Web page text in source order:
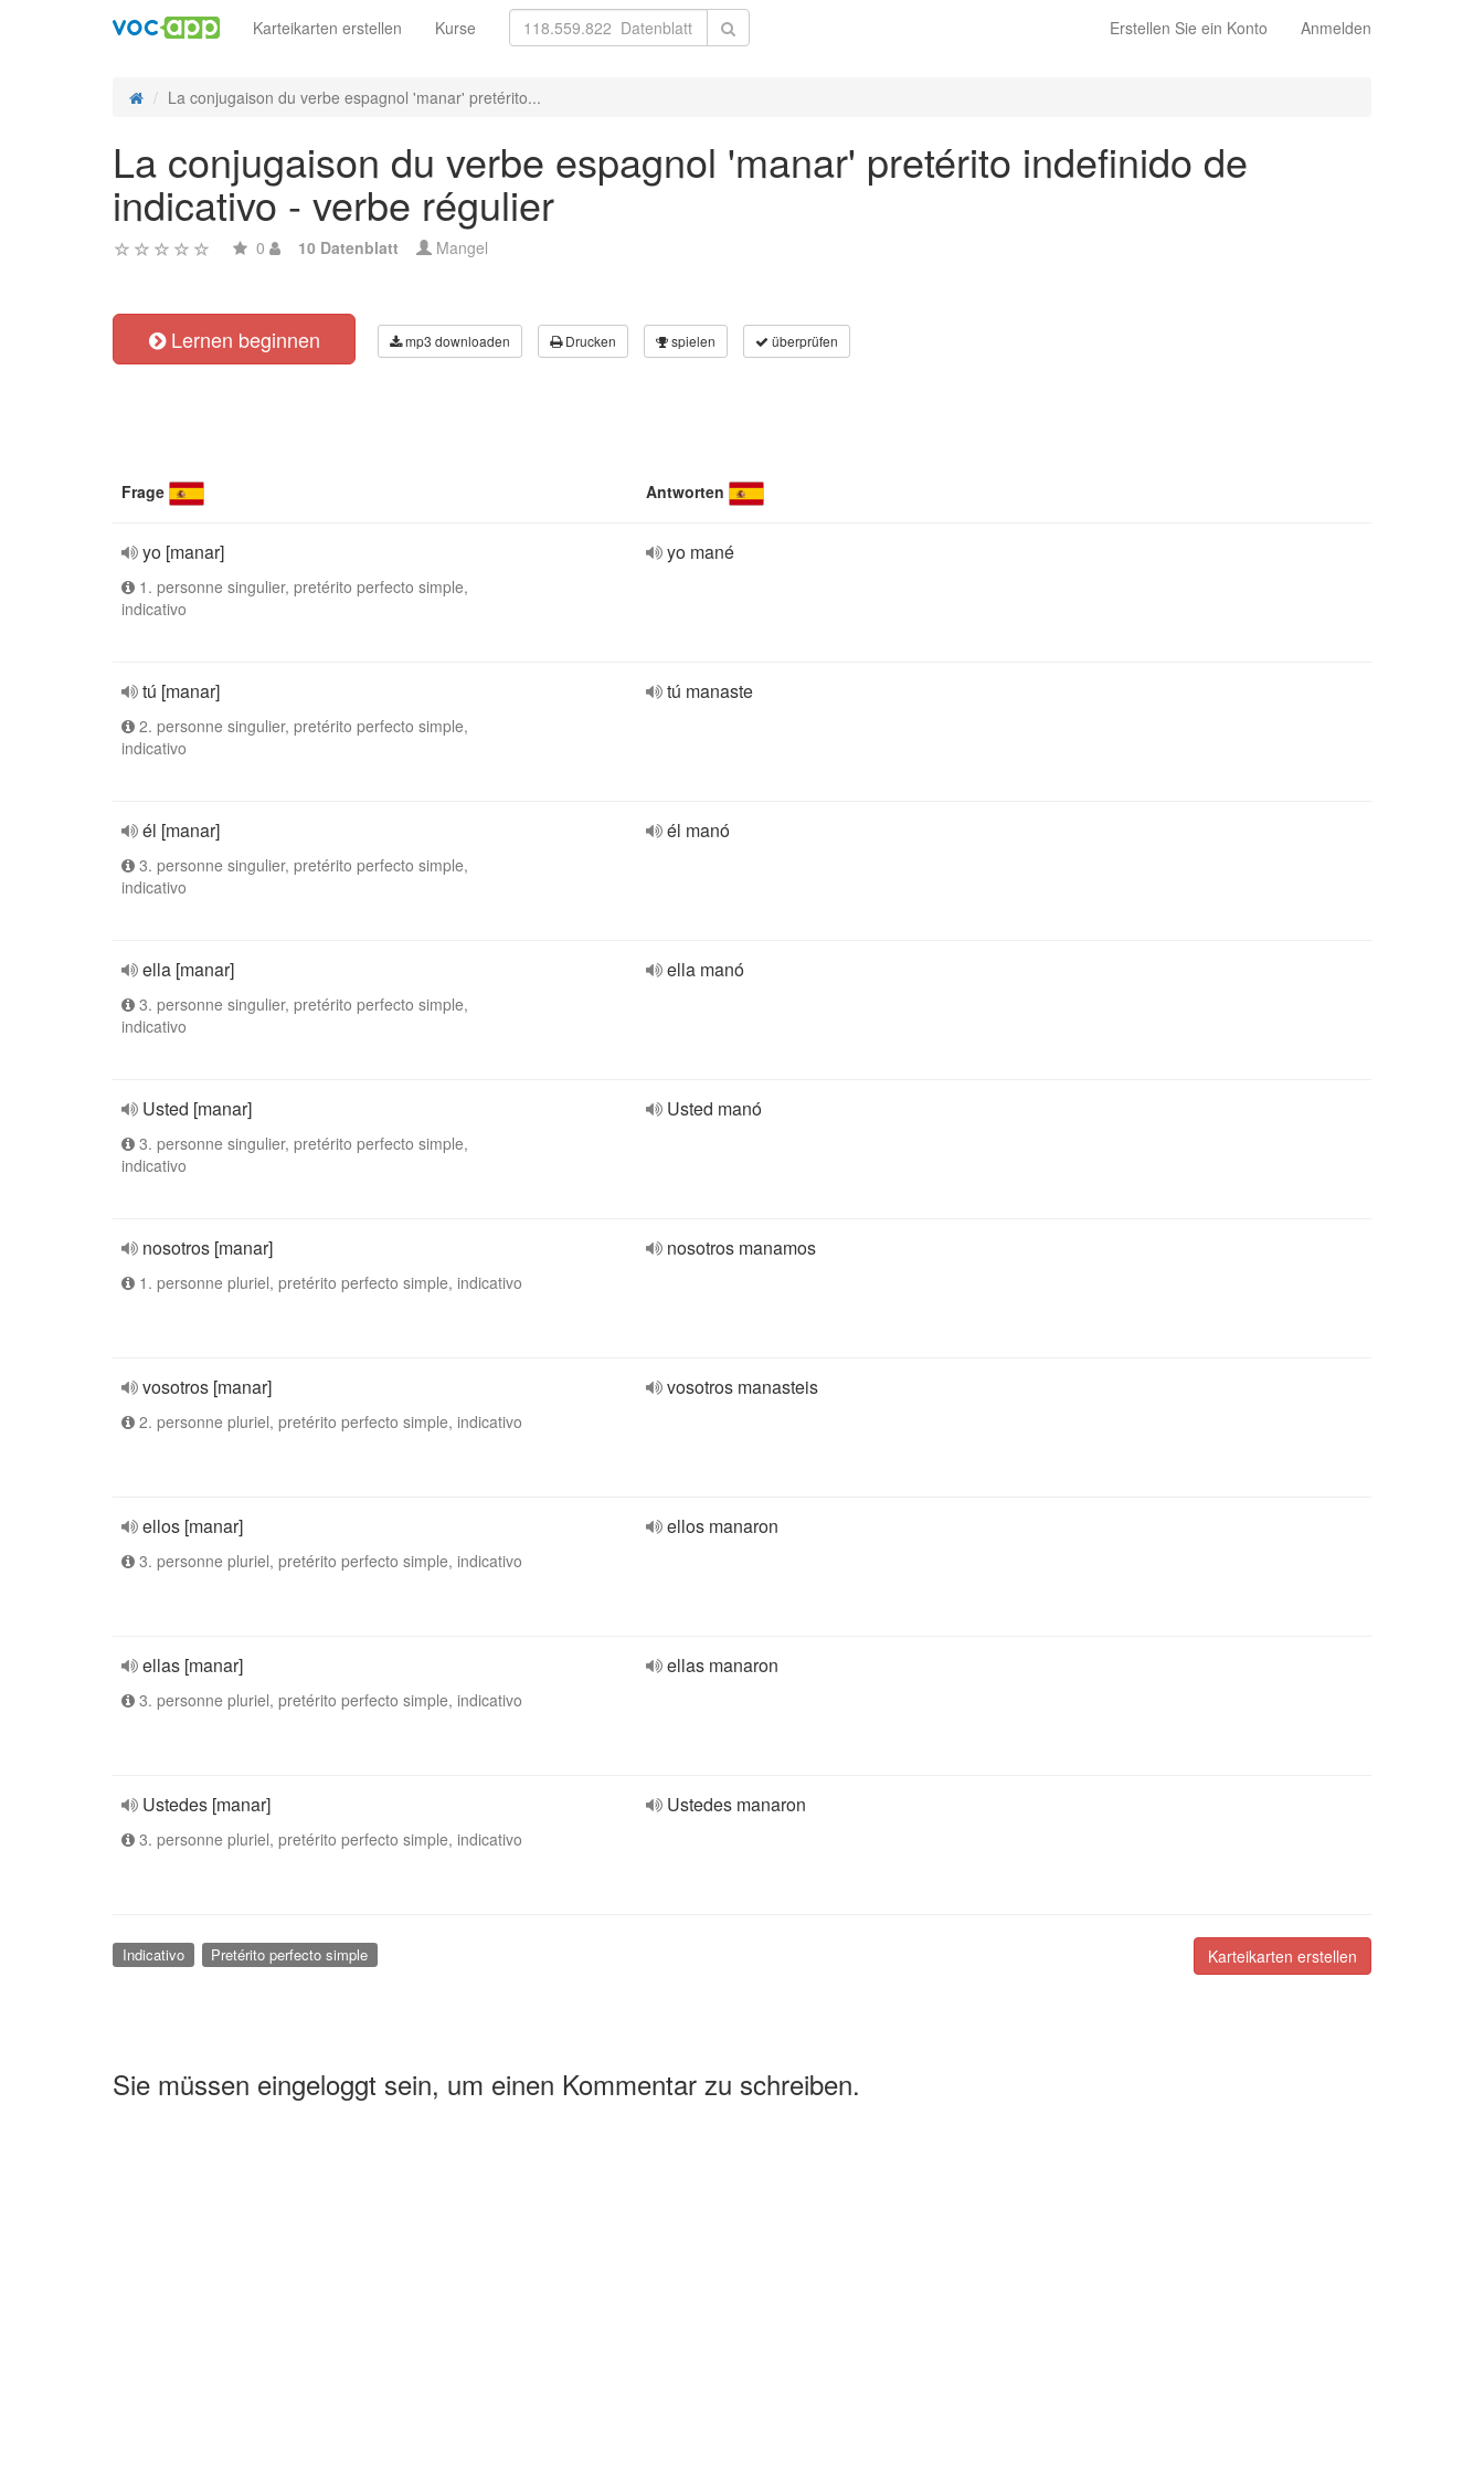
Erstellen Sie ein Konto Anmelden
Karteikarten erstellen Kurse
La conjugaison du verbe espagnol 'manar' pretérito...
La conjugaison du verbe espagnol 'manar' pretérito indefinido de
indicativo - verbe régulier
0 10 Datenblatt Mangel
Lernen beginnen mp3 downloaden Drucken spielen überprüfen
Frage Antworten
yo [manar]
1. personne singulier, pretérito perfecto simple,
indicativo
yo mané
tú [manar]
2. personne singulier, pretérito perfecto simple,
indicativo
tú manaste
él [manar]
3. personne singulier, pretérito perfecto simple,
indicativo
él manó
ella [manar]
3. personne singulier, pretérito perfecto simple,
indicativo
ella manó
Usted [manar]
3. personne singulier, pretérito perfecto simple,
indicativo
Usted manó
nosotros [manar]
1. personne pluriel, pretérito perfecto simple, indicativo
nosotros manamos
vosotros [manar]
2. personne pluriel, pretérito perfecto simple, indicativo
vosotros manasteis
ellos [manar]
3. personne pluriel, pretérito perfecto simple, indicativo
ellos manaron
ellas [manar]
3. personne pluriel, pretérito perfecto simple, indicativo
ellas manaron
Ustedes [manar]
3. personne pluriel, pretérito perfecto simple, indicativo
Ustedes manaron
Karteikarten erstellen
Indicativo Pretérito perfecto simple
Sie müssen eingeloggt sein, um einen Kommentar zu schreiben.